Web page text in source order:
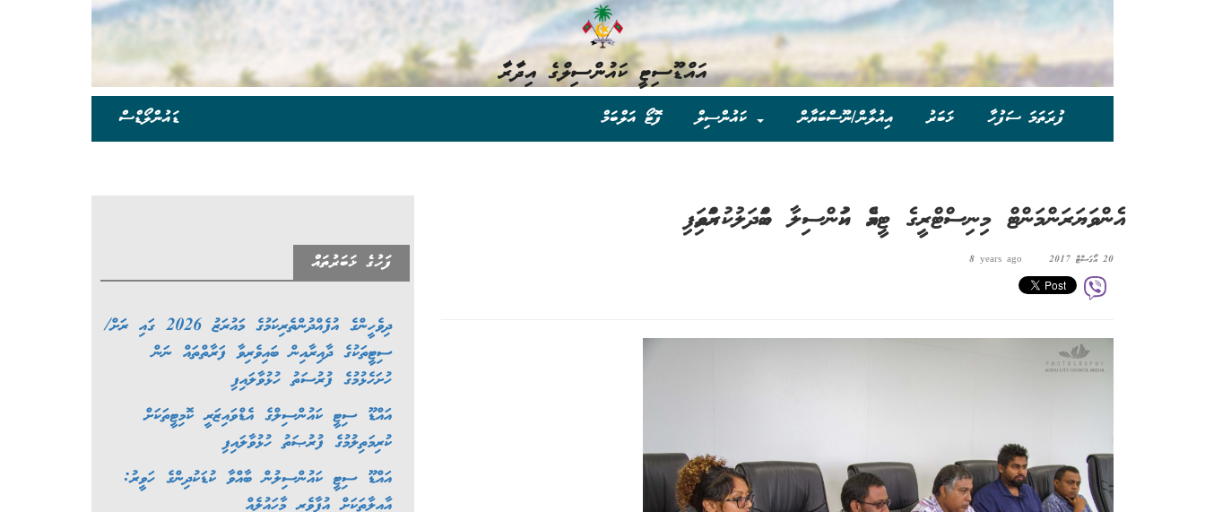
އައްޑޫސިޓީ ކައުންސިލްގެ އިދާރާ
ފުރަތަމަ ސަފުހާ ޚަބަރު އިއުލާން/ނޫސްބަޔާން ފޮޓޯ އަލްބަމް ޑައުންލޯޑްސް
އެންވަޔަރަންމަންޓް މިނިސްޓްރީގެ ޓީމެއް ކައުންސިލާ ބައްދަލުކުރައްވައިފި
20 އޯގަސްޓް 2017 8 years ago ފަހުގެ ޚަބަރުތައް
ދިވެހީންގެ އުފެއްދުންތެރިކަމުގެ މައުރަޒު 2026 ގައި ރަށް/
ސިޓީތަކުގެ ދާއިރާއިން ބައިވެރިވާ ފަރާތްތައް ނަން
ހުށަހެޅުމުގެ ފުރުސަތު ހުޅުވާލައިފި
އައްޑޫ ސިޓީ ކައުންސިލްގެ އެޑްވައިޒަރީ ކޮމިޓީތަކަށް
ކުރިމަތިލުމުގެ ފުރުޞަތު ހުޅުވާލައިފި
އައްޑޫ ސިޓީ ކައުންސިލުން ބާއްވާ ކުޑަކުދިންގެ ހަވީރު:
އާއިލާތަކަށް އުފާވެރި މާހައުލެއް